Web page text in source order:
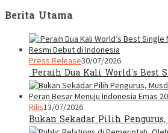
Berita Utama
Press Release30/07/2026
Peraih Dua Kali World’s Best
Rilis13/07/2026
Bukan Sekadar Pilih